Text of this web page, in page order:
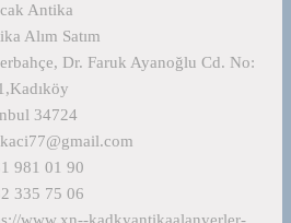
Antika
Alım Satım
Dr. Faruk Ayanoğlu Cd. No:
34724
981 01 90
335 75 06